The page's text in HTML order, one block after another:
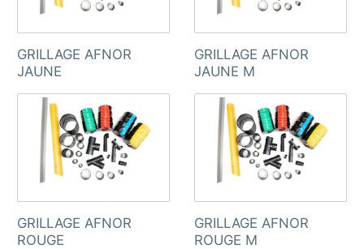
GRILLAGE AFNOR
JAUNE
GRILLAGE AFNOR
JAUNE M
GRILLAGE AFNOR
ROUGE
GRILLAGE AFNOR
ROUGE M